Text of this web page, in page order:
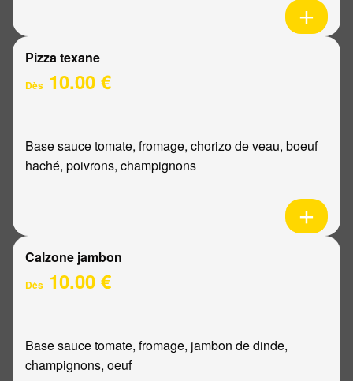
Pizza texane
Dès 10.00 €
Base sauce tomate, fromage, chorizo de veau, boeuf
haché, poivrons, champignons
Calzone jambon
Dès 10.00 €
Base sauce tomate, fromage, jambon de dinde,
champignons, oeuf